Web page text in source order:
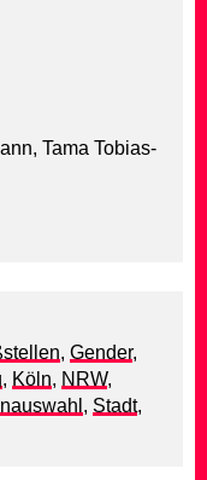
Tama Tobias-
, Gender,
, Köln, NRW,
, Stadt,